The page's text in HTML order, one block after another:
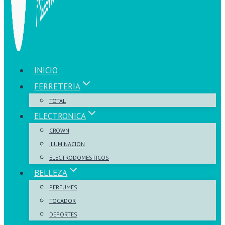
INICIO
FERRETERIA
TOTAL
ELECTRONICA
CROWN
ILUMINACION
ELECTRODOMESTICOS
BELLEZA
PERFUMES
TOCADOR
DEPORTES